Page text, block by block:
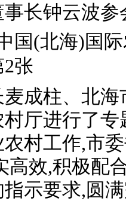
长钟云波参
成柱、北
厅进行了
村工作,市
高效,积极配
示要求,圆